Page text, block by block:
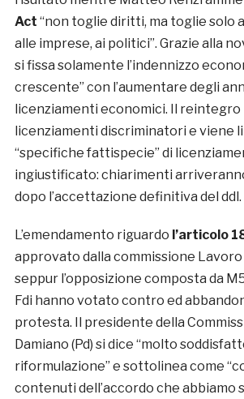
Act “non toglie diritti, ma toglie solo
alle imprese, ai politici”. Grazie alla
si fissa solamente l’indennizzo
crescente” con l’aumentare degli
licenziamenti economici. Il
licenziamenti discriminatori e viene
“specifiche fattispecie” di
ingiustificato: chiarimenti
dopo l’accettazione definitiva del ddl.
L’emendamento riguardo l’articolo
approvato dalla commissione Lavoro
seppur l’opposizione composta da
Fdi hanno votato contro ed
protesta. Il presidente della
Damiano (Pd) si dice “molto
riformulazione” e sottolinea come
contenuti dell’accordo che